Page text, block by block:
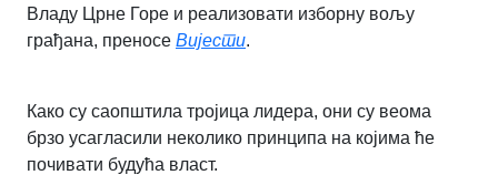
Владу Црне Горе и реализовати изборну вољу
грађана, преносе Вијести.
Како су саопштила тројица лидера, они су веома
брзо усагласили неколико принципа на којима ће
почивати будућа власт.